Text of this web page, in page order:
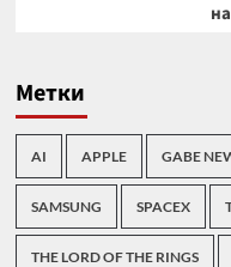
Метки
AI APPLE GABE
SAMSUNG SPACEX
THE LORD OF THE RINGS